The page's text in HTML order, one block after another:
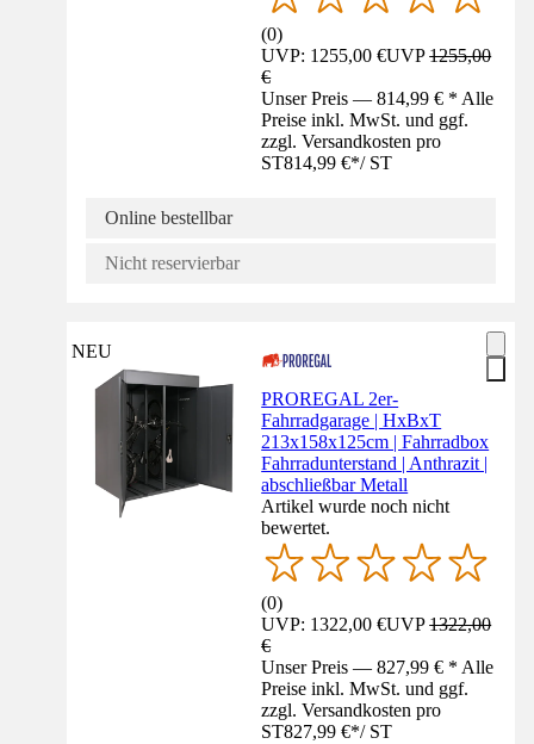
(0)
UVP: 1255,00 €UVP1255,00
€
Unser Preis — 814,99 € * Alle
Preise inkl. MwSt. und ggf.
zzgl. Versandkosten pro
ST814,99 €*/ ST
Online bestellbar
Nicht reservierbar
NEU
PROREGAL 2er-
Fahrradgarage | HxBxT
213x158x125cm | Fahrradbox
Fahrradunterstand | Anthrazit |
abschließbar Metall
Artikel wurde noch nicht
bewertet.
(0)
UVP: 1322,00 €UVP1322,00
€
Unser Preis — 827,99 € * Alle
Preise inkl. MwSt. und ggf.
zzgl. Versandkosten pro
ST827,99 €*/ ST